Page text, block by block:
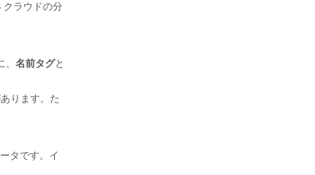
クラウドの分
名前タグと
ります。た
タです。イ